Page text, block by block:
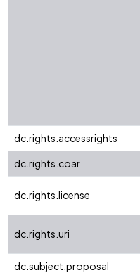
dc.rights.accessrights
dc.rights.coar
dc.rights.license
dc.rights.uri
dc.subject.proposal